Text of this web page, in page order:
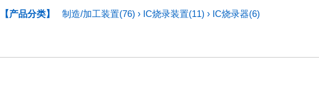
【产品分类】
制造/加工装置(76) › IC烧录装置(11) › IC烧录器(6)